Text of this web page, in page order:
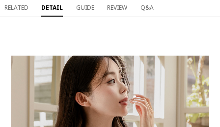
RELATED DETAIL GUIDE REVIEW Q&A